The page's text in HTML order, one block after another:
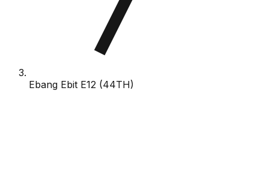
Ebang Ebit E12 (44TH)